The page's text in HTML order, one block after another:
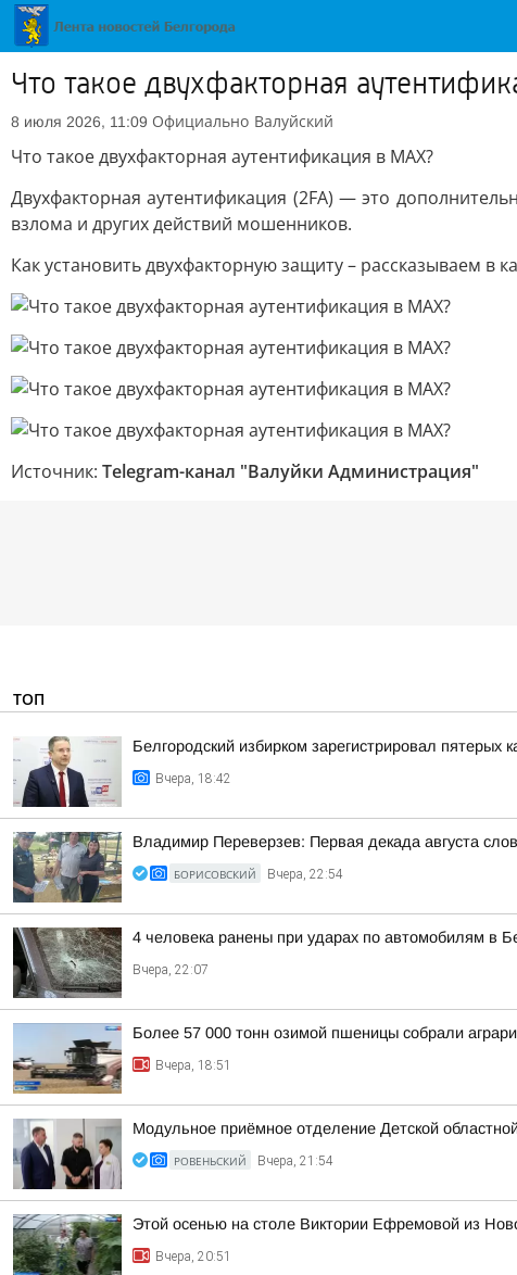
Что такое двухфакторная
8 июля 2026, 11:09 Официально Валуйский
Что такое двухфакторная аутентификация в MAX?
Двухфакторная аутентификация (2FA) — это
взлома и других действий мошенников.
Как установить двухфакторную защиту – рассказываем в
Источник: Telegram-канал "Валуйки Администрация"
ТОП
Белгородский избирком зарегистрировал пятерых
Вчера, 18:42
Владимир Переверзев: Первая декада августа
БОРИСОВСКИЙ Вчера, 22:54
4 человека ранены при ударах по автомобилям в
Вчера, 22:07
Более 57 000 тонн озимой пшеницы собрали
Вчера, 18:51
Модульное приёмное отделение Детской
РОВЕНЬСКИЙ Вчера, 21:54
Этой осенью на столе Виктории Ефремовой из
Вчера, 20:51